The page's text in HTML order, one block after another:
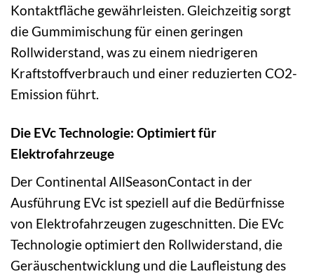
Kontaktfläche gewährleisten. Gleichzeitig sorgt
die Gummimischung für einen geringen
Rollwiderstand, was zu einem niedrigeren
Kraftstoffverbrauch und einer reduzierten CO2-
Emission führt.
Die EVc Technologie: Optimiert für
Elektrofahrzeuge
Der Continental AllSeasonContact in der
Ausführung EVc ist speziell auf die Bedürfnisse
von Elektrofahrzeugen zugeschnitten. Die EVc
Technologie optimiert den Rollwiderstand, die
Geräuschentwicklung und die Laufleistung des